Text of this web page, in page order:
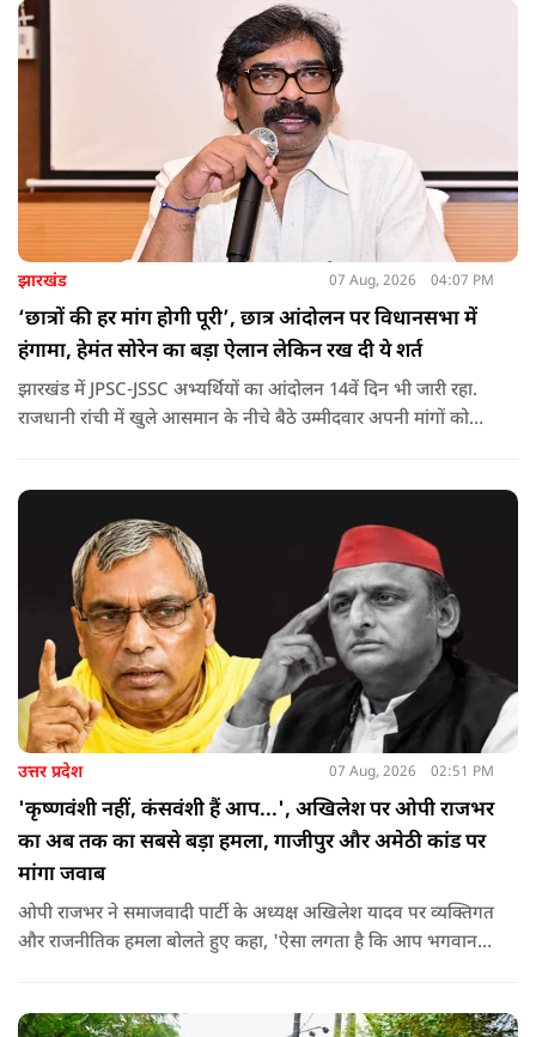
झारखंड 07 Aug, 2026 04:07 PM
‘छात्रों की हर मांग होगी पूरी’, छात्र आंदोलन पर विधानसभा में
हंगामा, हेमंत सोरेन का बड़ा ऐलान लेकिन रख दी ये शर्त
झारखंड में JPSC-JSSC अभ्यर्थियों का आंदोलन 14वें दिन भी जारी रहा.
राजधानी रांची में खुले आसमान के नीचे बैठे उम्मीदवार अपनी मांगों को
उत्तर प्रदेश 07 Aug, 2026 02:51 PM
'कृष्णवंशी नहीं, कंसवंशी हैं आप...', अखिलेश पर ओपी राजभर
का अब तक का सबसे बड़ा हमला, गाजीपुर और अमेठी कांड पर
मांगा जवाब
ओपी राजभर ने समाजवादी पार्टी के अध्यक्ष अखिलेश यादव पर व्यक्तिगत
और राजनीतिक हमला बोलते हुए कहा, 'ऐसा लगता है कि आप भगवान